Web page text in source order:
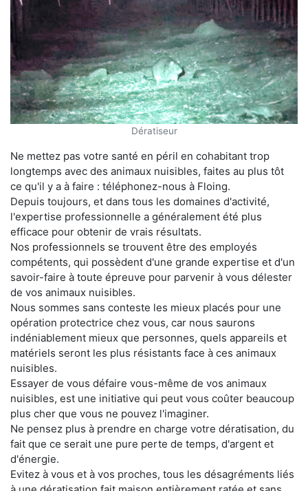
Dératiseur
Ne mettez pas votre santé en péril en cohabitant trop
longtemps avec des animaux nuisibles, faites au plus tôt
ce qu'il y a à faire : téléphonez-nous à Floing.
Depuis toujours, et dans tous les domaines d'activité,
l'expertise professionnelle a généralement été plus
efficace pour obtenir de vrais résultats.
Nos professionnels se trouvent être des employés
compétents, qui possèdent d'une grande expertise et d'un
savoir-faire à toute épreuve pour parvenir à vous délester
de vos animaux nuisibles.
Nous sommes sans conteste les mieux placés pour une
opération protectrice chez vous, car nous saurons
indéniablement mieux que personnes, quels appareils et
matériels seront les plus résistants face à ces animaux
nuisibles.
Essayer de vous défaire vous-même de vos animaux
nuisibles, est une initiative qui peut vous coûter beaucoup
plus cher que vous ne pouvez l'imaginer.
Ne pensez plus à prendre en charge votre dératisation, du
fait que ce serait une pure perte de temps, d'argent et
d'énergie.
Evitez à vous et à vos proches, tous les désagréments liés